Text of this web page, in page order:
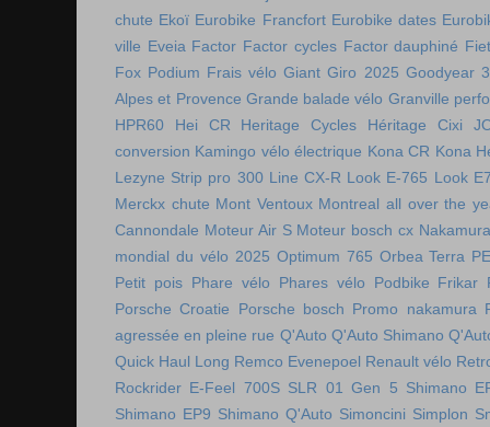
chute Ekoï Eurobike Francfort Eurobike dates
ville Eveia Factor Factor cycles Factor dauphiné
Fox Podium Frais vélo Giant Giro 2025 Goodyear
Alpes et Provence Grande balade vélo Granville
HPR60
Hei CR Heritage Cycles Héritage Cixi
conversion Kamingo vélo électrique Kona CR Kona
Lezyne Strip pro 300 Line CX-R Look E-765 Look
Merckx chute Mont Ventoux Montreal all over the
Cannondale Moteur Air S Moteur bosch cx
mondial du vélo 2025 Optimum 765 Orbea Terra
Petit pois Phare vélo Phares vélo Podbike Frikar
Porsche Croatie
Porsche bosch Promo nakamura
agressée en pleine rue Q'Auto Q'Auto Shimano
Quick Haul Long Remco Evenepoel Renault vélo
Rockrider E-Feel 700S SLR 01 Gen 5 Shimano
Shimano EP9 Shimano Q'Auto Simoncini Simplon